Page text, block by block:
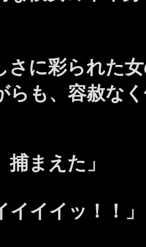
さに彩られた
らも、容赦な
捕まえた」
イイイッ！！」